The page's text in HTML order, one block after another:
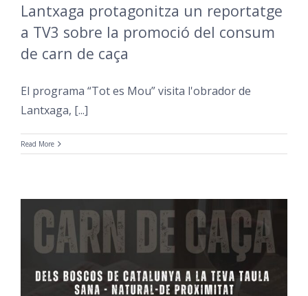
Lantxaga protagonitza un reportatge
a TV3 sobre la promoció del consum
de carn de caça
El programa “Tot es Mou” visita l'obrador de
Lantxaga, [...]
Read More